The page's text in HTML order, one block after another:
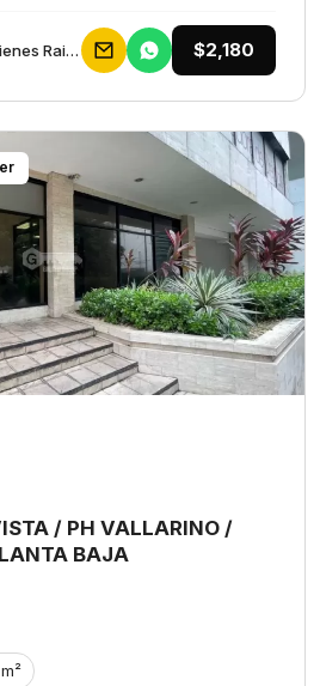
Galceb Group Bienes Raices $2,180
/ PH VALLARINO /
BAJA